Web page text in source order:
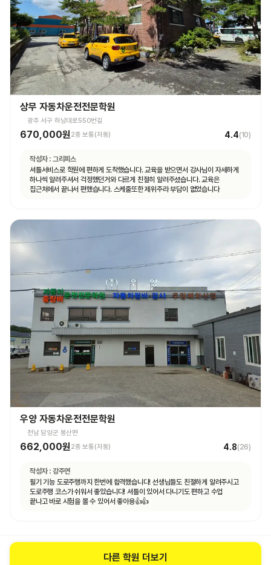
상무 자동차운전전문학원
광주 서구 하남대로550번길
670,000원 2종 보통(자동) 4.4(10)
작성자 : 그리피스
셔틀서비스로 학원에 편하게 도착했습니다. 교육을 받으면서 강사님이 자세하게
하나씩 알려주셔서 걱정했던거와 다르게 친절히 알려주셨습니다. 교육은
집근처에서 끝나서 편했습니다. 스케줄또한 제위주라 부담이 없었습니다
우양 자동차운전전문학원
전남 담양군 봉산면
662,000원2종 보통(자동) 4.8(26)
작성자 : 강주연
필기 기능 도로주행까지 한번에 합격했습니다! 선생님들도 친절하게 알려주시고
도로주행 코스가 쉬워서 좋았습니다! 셔틀이 있어서 다니기도 편하고 수업
끝나고 바로 시험을 볼 수 있어서 좋아용👍👍
다른 학원 더보기